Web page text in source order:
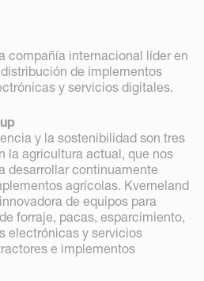
compañía internacional líder en
de implementos
y servicios digitales.
y la sostenibilidad son tres
la agricultura actual, que nos
desarrollar continuamente
agrícolas. Kverneland
de equipos para
forraje, pacas, esparcimiento,
electrónicas y servicios
e implementos